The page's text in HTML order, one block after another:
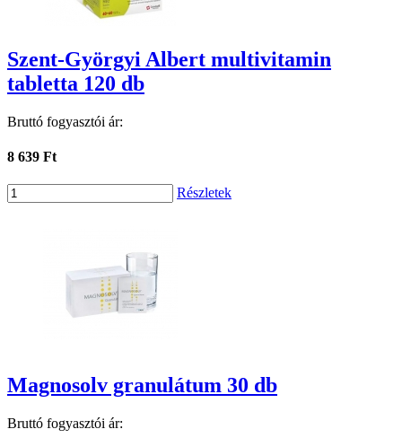
Szent-Györgyi Albert multivitamin
tabletta 120 db
Bruttó fogyasztói ár:
8 639 Ft
Részletek
Magnosolv granulátum 30 db
Bruttó fogyasztói ár: